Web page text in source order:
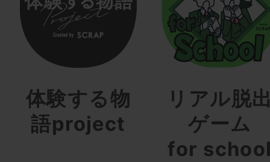
体験する物
語project
リアル脱
ゲーム
for